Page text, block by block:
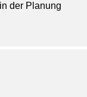
der Planung